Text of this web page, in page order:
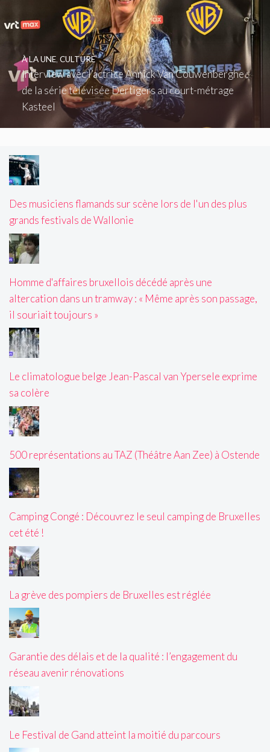
Interview avec l’actrice Annick Van Couwenberghe :
de la série télévisée Dertigers au court-métrage
Kasteel
À LA UNE, CULTURE
Des musiciens flamands sur scène lors de l'un des plus
grands festivals de Wallonie
Homme d'affaires bruxellois décédé après une
altercation dans un tramway : « Même après son passage,
il souriait toujours »
Le climatologue belge Jean-Pascal van Ypersele exprime
sa colère
500 représentations au TAZ (Théâtre Aan Zee) à Ostende
Camping Congé : Découvrez le seul camping de Bruxelles
cet été !
La grève des pompiers de Bruxelles est réglée
Garantie des délais et de la qualité : l’engagement du
réseau avenir rénovations
Le Festival de Gand atteint la moitié du parcours